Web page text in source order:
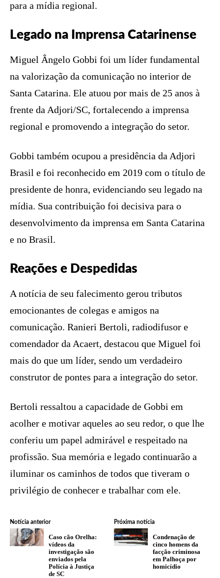
para a mídia regional.
Legado na Imprensa Catarinense
Miguel Ângelo Gobbi foi um líder fundamental
na valorização da comunicação no interior de
Santa Catarina. Ele atuou por mais de 25 anos à
frente da Adjori/SC, fortalecendo a imprensa
regional e promovendo a integração do setor.
Gobbi também ocupou a presidência da Adjori
Brasil e foi reconhecido em 2019 com o título de
presidente de honra, evidenciando seu legado na
mídia. Sua contribuição foi decisiva para o
desenvolvimento da imprensa em Santa Catarina
e no Brasil.
Reações e Despedidas
A notícia de seu falecimento gerou tributos
emocionantes de colegas e amigos na
comunicação. Ranieri Bertoli, radiodifusor e
comendador da Acaert, destacou que Miguel foi
mais do que um líder, sendo um verdadeiro
construtor de pontes para a integração do setor.
Bertoli ressaltou a capacidade de Gobbi em
acolher e motivar aqueles ao seu redor, o que lhe
conferiu um papel admirável e respeitado na
profissão. Sua memória e legado continuarão a
iluminar os caminhos de todos que tiveram o
privilégio de conhecer e trabalhar com ele.
Notícia anterior
Caso cão Orelha:
vídeos da
investigação são
enviados pela
Polícia à Justiça
de SC
Próxima notícia
Condenação de
cinco homens da
facção criminosa
em Palhoça por
homicídio